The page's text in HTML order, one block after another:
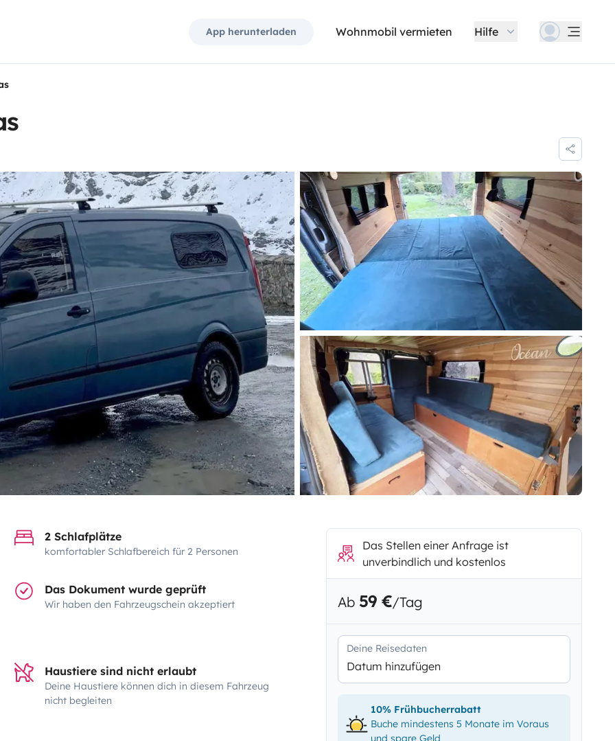
App herunterladen Wohnmobil vermieten Hilfe
2 Schlafplätze
komfortabler Schlafbereich für 2 Personen
Das Dokument wurde geprüft
Wir haben den Fahrzeugschein akzeptiert
Haustiere sind nicht erlaubt
Deine Haustiere können dich in diesem Fahrzeug
nicht begleiten
Das Stellen einer Anfrage ist
unverbindlich und kostenlos
Ab 59 €/Tag
Deine Reisedaten
Datum hinzufügen
10% Frühbucherrabatt
Buche mindestens 5 Monate im Voraus
und spare Geld